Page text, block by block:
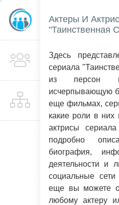
Актеры И
"Таинственная
Здесь
сериала
из персон
исчерпывающую
еще фильмах,
какие роли в
актрисы
подробно
биография,
деятельности и
социальные
еще вы можете
любому актеру